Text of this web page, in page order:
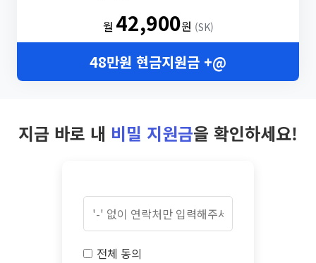
월 42,900원 (SK)
48만원 현금지원금 +@
지금 바로 내 비밀 지원금을 확인하세요!
전체 동의